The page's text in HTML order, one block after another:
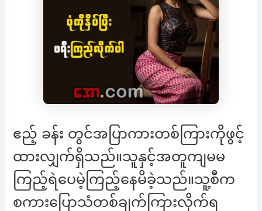
ဧည့် ခန်း တွင်အပြာကားတစ်ကြားကိုဖွင့်
ထားလျှက်ရှိသည်။သူနှင့်အတူကျမမ
ကြည့်ရဲပေမဲ့ကြည့်နေမိခဲ့သည်။သူ့စီက
စကားပြောသံတစ်ချက်ကြားလိုက်ရ